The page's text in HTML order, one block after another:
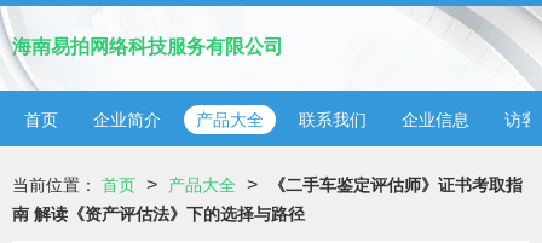
海南易拍网络科技服务有限公司
首页 企业简介 产品大全 联系我们 企业信息 访客
当前位置： 首页 > 产品大全 >
《二手车鉴定评估师》证书考取指
南 解读《资产评估法》下的选择与路径